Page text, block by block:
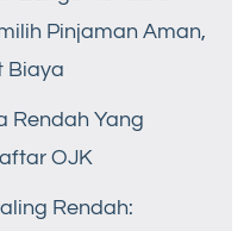
Pinjaman Aman,
Biaya
Rendah Yang
OJK
Rendah: